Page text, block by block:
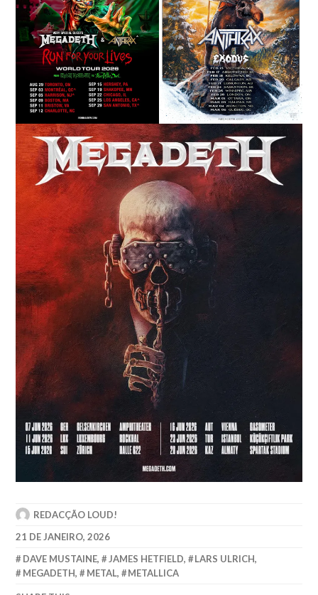
REDACÇÃO LOUD!
21 DE JANEIRO, 2026
DAVE MUSTAINE, JAMES HETFIELD, LARS ULRICH,
MEGADETH, METAL, METALLICA